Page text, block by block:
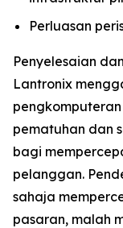
Perluasan
Penyelesaian
Lantronix
pematuhan dan
bagi
pelanggan.
sahaja
pasaran, malah